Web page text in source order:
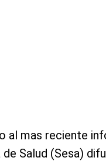
al mas reciente
Salud (Sesa)